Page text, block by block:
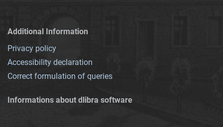
Additional Information
Privacy policy
Accessibility declaration
Correct formulation of queries
Informations about dlibra software